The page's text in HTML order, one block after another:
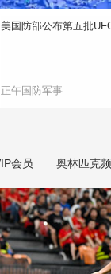
美国防部公布第五批
正午国防军事
会员 奥林匹克